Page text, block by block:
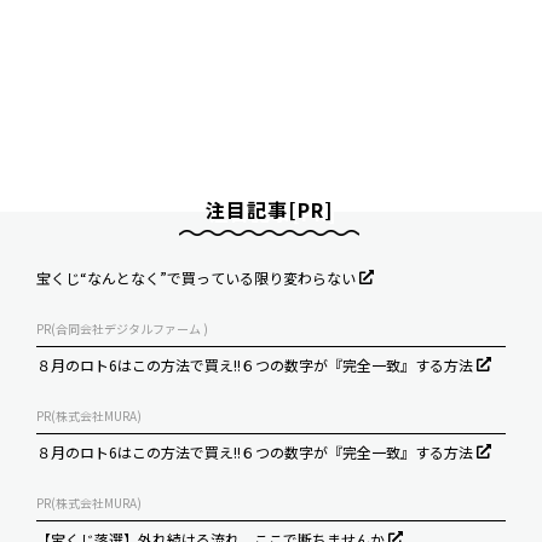
注目記事[PR]
宝くじ“なんとなく”で買っている限り変わらない
PR(合同会社デジタルファーム )
８月のロト6はこの方法で買え!!６つの数字が『完全一致』する方法
PR(株式会社MURA)
８月のロト6はこの方法で買え!!６つの数字が『完全一致』する方法
PR(株式会社MURA)